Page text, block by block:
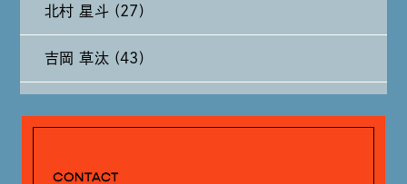
2024年7月 (11)
2024年6月 (12)
北村 星斗 (27)
吉岡 草汰 (43)